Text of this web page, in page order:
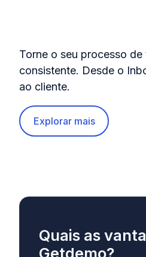
Torne o seu processo
consistente. Desde o
ao cliente.
Explorar mais
Quais as
Getdemo?